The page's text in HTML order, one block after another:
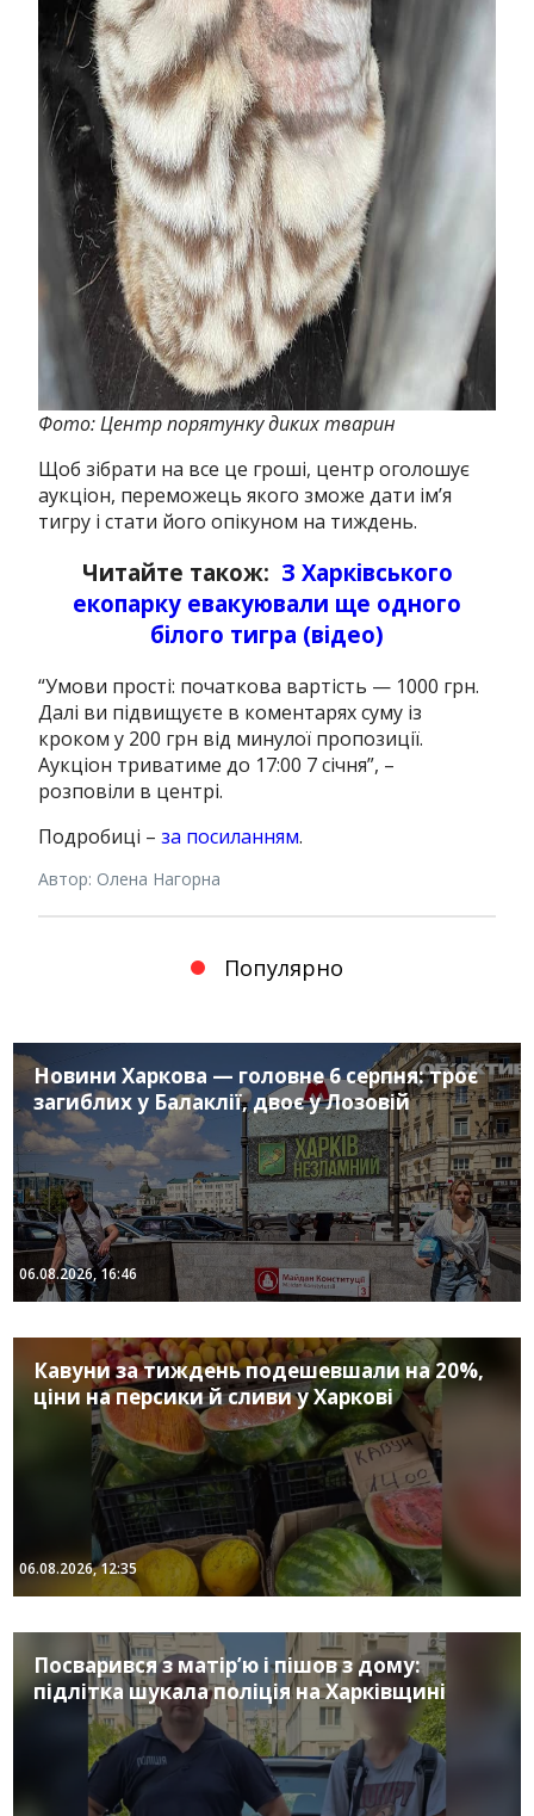
Фото: Центр порятунку диких тварин
Щоб зібрати на все це гроші, центр оголошує
аукціон, переможець якого зможе дати ім’я
тигру і стати його опікуном на тиждень.
Читайте також: З Харківського
екопарку евакуювали ще одного
білого тигра (відео)
“Умови прості: початкова вартість — 1000 грн.
Далі ви підвищуєте в коментарях суму із
кроком у 200 грн від минулої пропозиції.
Аукціон триватиме до 17:00 7 січня”, –
розповіли в центрі.
Подробиці –за посиланням.
Автор: Олена Нагорна
Популярно
Новини Харкова — головне 6 серпня: троє
загиблих у Балаклії, двоє у Лозовій
06.08.2026, 16:46
Кавуни за тиждень подешевшали на 20%,
ціни на персики й сливи у Харкові
06.08.2026, 12:35
Посварився з матір’ю і пішов з дому:
підлітка шукала поліція на Харківщині